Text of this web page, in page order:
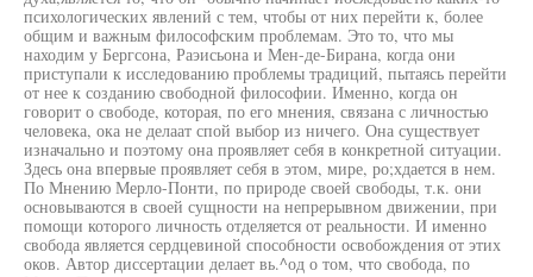
психологических явлений с тем, чтобы от них перейти к, более
общим и важным философским проблемам. Это то, что мы
находим у Бергсона, Раэисьона и Мен-де-Бирана, когда они
приступали к исследованию проблемы традиций, пытаясь перейти
от нее к созданию свободной философии. Именно, когда он
говорит о свободе, которая, по его мнения, связана с личностью
человека, ока не делаат спой выбор из ничего. Она существует
изначально и поэтому она проявляет себя в конкретной ситуации.
Здесь она впервые проявляет себя в этом, мире, ро;хдается в нем.
По Мнению Мерло-Понти, по природе своей свободы, т.к. они
основываются в своей сущности на непрерывном движении, при
помощи которого личность отделяется от реальности. И именно
свобода является сердцевиной способности освобождения от этих
оков. Автор диссертации делает вь.^од о том, что свобода, по